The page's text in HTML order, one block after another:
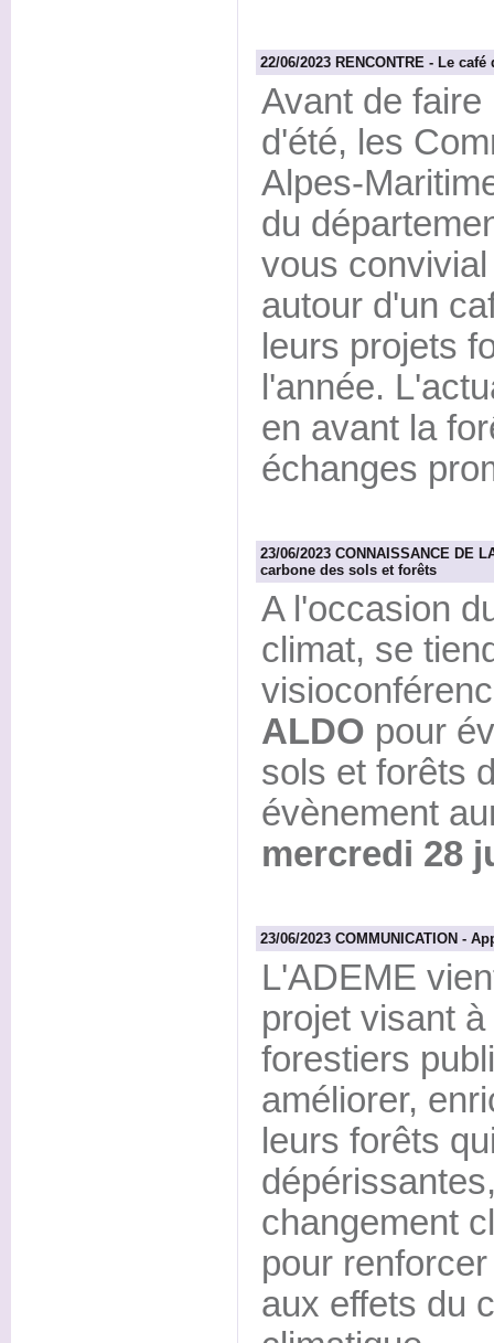
22/06/2023 RENCONTRE - Le
Avant de
d'été, les
Alpes-
du
vous
autour d'un
leurs projets
l'année.
en avant la
échanges
23/06/2023 CONNAISSANCE DE
carbone des sols et forêts
A l'occasion
climat, se
ALDO pour
sols et forêts
évènement
mercredi 28
23/06/2023 COMMUNICATION -
L'ADEME
projet visant
forestiers
améliorer,
leurs forêts
changement
pour
aux effets du